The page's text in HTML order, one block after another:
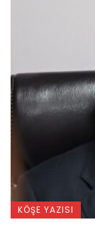
KÖŞE YAZISI